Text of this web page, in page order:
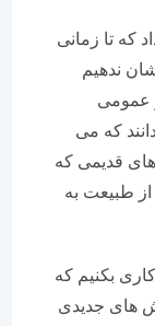
زمانی
می
که
به
که
جدیدی